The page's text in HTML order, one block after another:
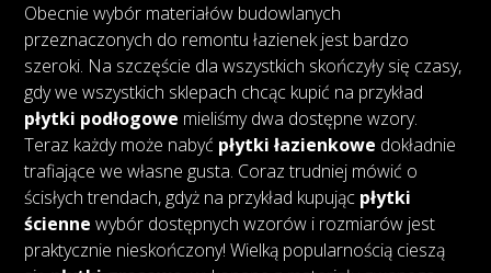
Obecnie wybór materiałów budowlanych
przeznaczonych do remontu łazienek jest bardzo
szeroki. Na szczęście dla wszystkich skończyły się czasy,
gdy we wszystkich sklepach chcąc kupić na przykład
płytki podłogowe mieliśmy dwa dostępne wzory.
Teraz każdy może nabyć płytki łazienkowe dokładnie
trafiające we własne gusta. Coraz trudniej mówić o
ścisłych trendach, gdyż na przykład kupując płytki
ścienne wybór dostępnych wzorów i rozmiarów jest
praktycznie nieskończony! Wielką popularnością cieszą